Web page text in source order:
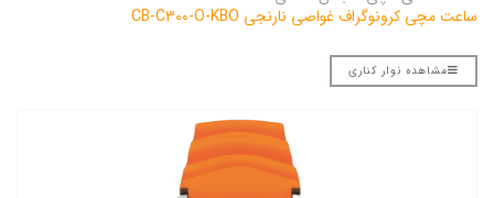
ساعت مچی کرونوگراف غواصی نارنجی CB-C300-O-KBO
مشاهده نوار کناری